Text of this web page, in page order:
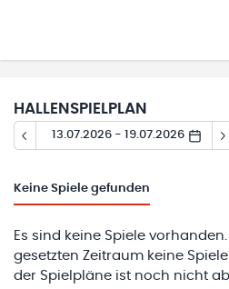
HALLENSPIELPLAN
13.07.2026 - 19.07.2026
Keine Spiele gefunden
Es sind keine Spiele
gesetzten Zeitraum keine
der Spielpläne ist noch nicht